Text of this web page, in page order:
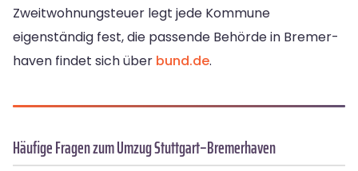
Zweitwohnungsteuer legt jede Kommune
eigenständig fest, die passende Behörde in Bremer­
haven findet sich über bund.de.
Häufige Fragen zum Umzug Stuttgart–Bremer­haven